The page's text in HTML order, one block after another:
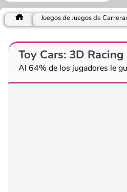
Juegos de Juegos de
Toy Cars: 3D Racing
Al 64% de los jugadores le